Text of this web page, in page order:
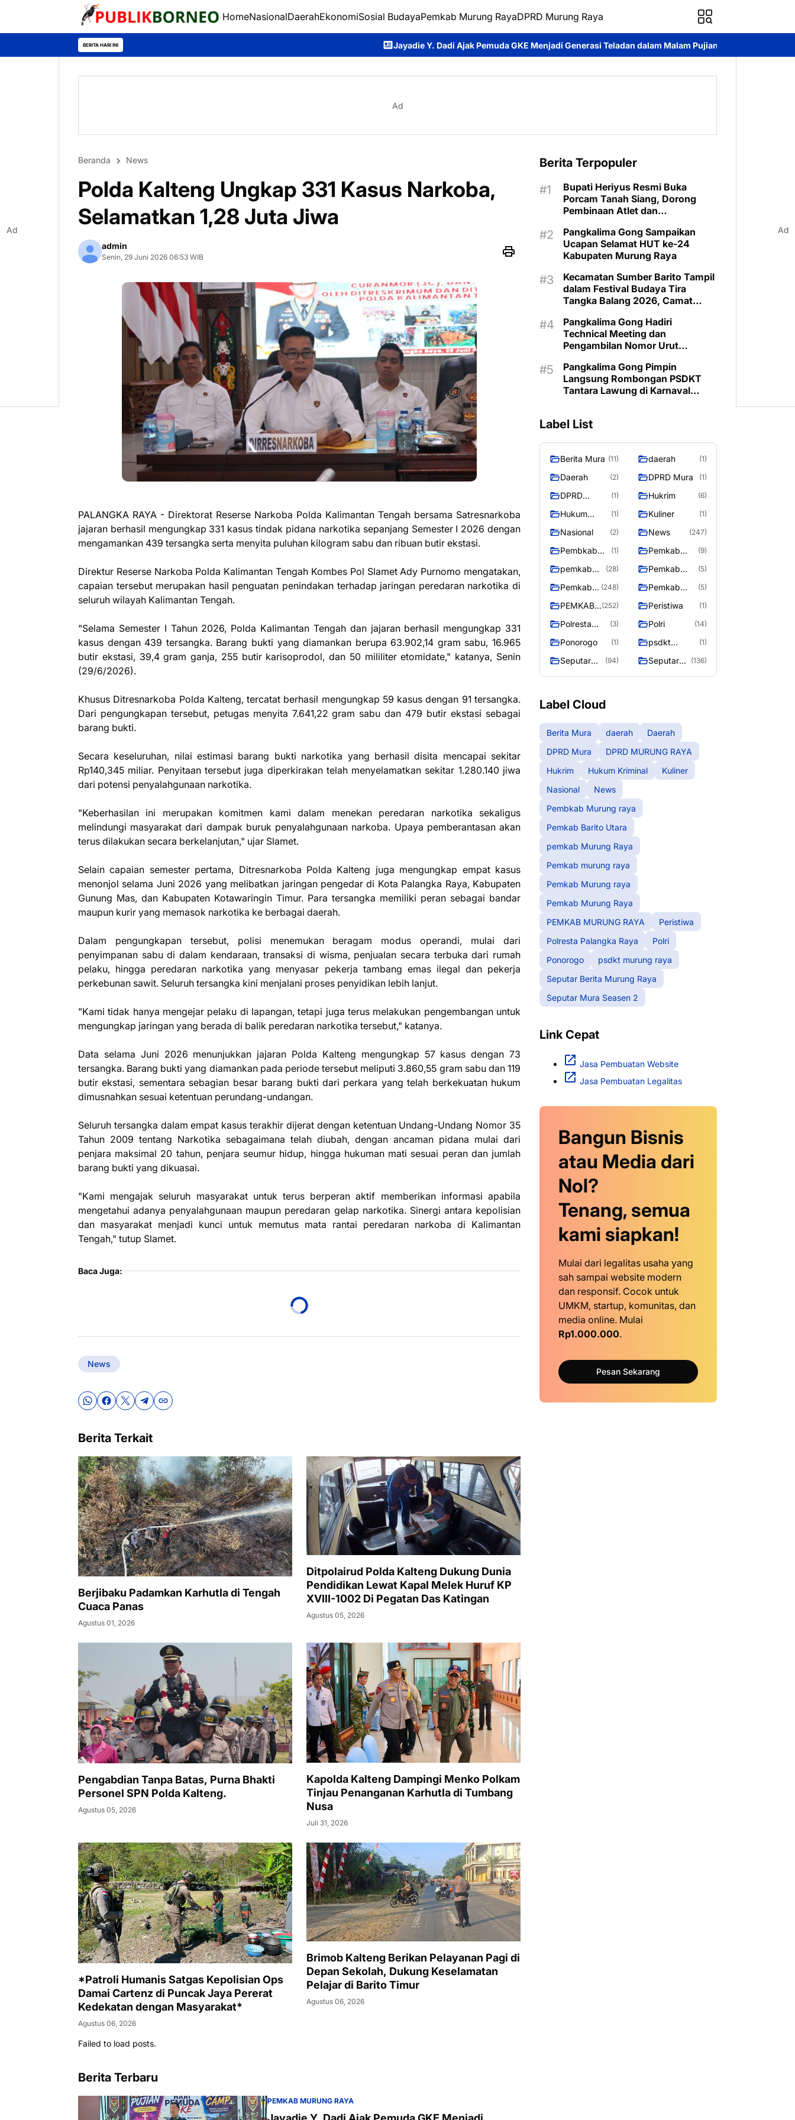
HomeNasionalDaerahEkonomiSosial BudayaPemkab Murung RayaDPRD Murung Raya
BERITA HARI INI Jayadie Y. Dadi Ajak Pemuda GKE Menjadi Generasi Teladan dalam Malam Pujian Hari Pemuda GKE 2026
Ad
Beranda News
Polda Kalteng Ungkap 331 Kasus Narkoba,
Selamatkan 1,28 Juta Jiwa
admin
Senin, 29 Juni 2026 06:53 WIB
PALANGKA RAYA - Direktorat Reserse Narkoba Polda Kalimantan Tengah bersama Satresnarkoba
jajaran berhasil mengungkap 331 kasus tindak pidana narkotika sepanjang Semester I 2026 dengan
mengamankan 439 tersangka serta menyita puluhan kilogram sabu dan ribuan butir ekstasi.
Direktur Reserse Narkoba Polda Kalimantan Tengah Kombes Pol Slamet Ady Purnomo mengatakan,
capaian tersebut merupakan hasil penguatan penindakan terhadap jaringan peredaran narkotika di
seluruh wilayah Kalimantan Tengah.
"Selama Semester I Tahun 2026, Polda Kalimantan Tengah dan jajaran berhasil mengungkap 331
kasus dengan 439 tersangka. Barang bukti yang diamankan berupa 63.902,14 gram sabu, 16.965
butir ekstasi, 39,4 gram ganja, 255 butir karisoprodol, dan 50 mililiter etomidate," katanya, Senin
(29/6/2026).
Khusus Ditresnarkoba Polda Kalteng, tercatat berhasil mengungkap 59 kasus dengan 91 tersangka.
Dari pengungkapan tersebut, petugas menyita 7.641,22 gram sabu dan 479 butir ekstasi sebagai
barang bukti.
Secara keseluruhan, nilai estimasi barang bukti narkotika yang berhasil disita mencapai sekitar
Rp140,345 miliar. Penyitaan tersebut juga diperkirakan telah menyelamatkan sekitar 1.280.140 jiwa
dari potensi penyalahgunaan narkotika.
"Keberhasilan ini merupakan komitmen kami dalam menekan peredaran narkotika sekaligus
melindungi masyarakat dari dampak buruk penyalahgunaan narkoba. Upaya pemberantasan akan
terus dilakukan secara berkelanjutan," ujar Slamet.
Selain capaian semester pertama, Ditresnarkoba Polda Kalteng juga mengungkap empat kasus
menonjol selama Juni 2026 yang melibatkan jaringan pengedar di Kota Palangka Raya, Kabupaten
Gunung Mas, dan Kabupaten Kotawaringin Timur. Para tersangka memiliki peran sebagai bandar
maupun kurir yang memasok narkotika ke berbagai daerah.
Dalam pengungkapan tersebut, polisi menemukan beragam modus operandi, mulai dari
penyimpanan sabu di dalam kendaraan, transaksi di wisma, penjualan secara terbuka dari rumah
pelaku, hingga peredaran narkotika yang menyasar pekerja tambang emas ilegal dan pekerja
perkebunan sawit. Seluruh tersangka kini menjalani proses penyidikan lebih lanjut.
"Kami tidak hanya mengejar pelaku di lapangan, tetapi juga terus melakukan pengembangan untuk
mengungkap jaringan yang berada di balik peredaran narkotika tersebut," katanya.
Data selama Juni 2026 menunjukkan jajaran Polda Kalteng mengungkap 57 kasus dengan 73
tersangka. Barang bukti yang diamankan pada periode tersebut meliputi 3.860,55 gram sabu dan 119
butir ekstasi, sementara sebagian besar barang bukti dari perkara yang telah berkekuatan hukum
dimusnahkan sesuai ketentuan perundang-undangan.
Seluruh tersangka dalam empat kasus terakhir dijerat dengan ketentuan Undang-Undang Nomor 35
Tahun 2009 tentang Narkotika sebagaimana telah diubah, dengan ancaman pidana mulai dari
penjara maksimal 20 tahun, penjara seumur hidup, hingga hukuman mati sesuai peran dan jumlah
barang bukti yang dikuasai.
"Kami mengajak seluruh masyarakat untuk terus berperan aktif memberikan informasi apabila
mengetahui adanya penyalahgunaan maupun peredaran gelap narkotika. Sinergi antara kepolisian
dan masyarakat menjadi kunci untuk memutus mata rantai peredaran narkoba di Kalimantan
Tengah," tutup Slamet.
Baca Juga:
News
Berita Terkait
Berjibaku Padamkan Karhutla di Tengah
Cuaca Panas
Agustus 01, 2026
Ditpolairud Polda Kalteng Dukung Dunia
Pendidikan Lewat Kapal Melek Huruf KP
XVIII-1002 Di Pegatan Das Katingan
Agustus 05, 2026
Pengabdian Tanpa Batas, Purna Bhakti
Personel SPN Polda Kalteng.
Agustus 05, 2026
Kapolda Kalteng Dampingi Menko Polkam
Tinjau Penanganan Karhutla di Tumbang
Nusa
Juli 31, 2026
*Patroli Humanis Satgas Kepolisian Ops
Damai Cartenz di Puncak Jaya Pererat
Kedekatan dengan Masyarakat*
Agustus 06, 2026
Brimob Kalteng Berikan Pelayanan Pagi di
Depan Sekolah, Dukung Keselamatan
Pelajar di Barito Timur
Agustus 06, 2026
Failed to load posts.
Berita Terbaru
PEMKAB MURUNG RAYA
Berita Terpopuler
Bupati Heriyus Resmi Buka
Porcam Tanah Siang, Dorong
Pembinaan Atlet dan
Pangkalima Gong Sampaikan
Ucapan Selamat HUT ke-24
Kabupaten Murung Raya
Kecamatan Sumber Barito Tampil
dalam Festival Budaya Tira
Tangka Balang 2026, Camat
Pangkalima Gong Hadiri
Technical Meeting dan
Pengambilan Nomor Urut
Balang 2026
Pangkalima Gong Pimpin
Langsung Rombongan PSDKT
Tantara Lawung di Karnaval
Label List
Berita Mura (11) daerah (1)
Daerah (2) DPRD Mura (1)
DPRD
RAYA
(1) Hukrim (6)
Hukum
(1) Kuliner (1)
Nasional (2) News (247)
Pembkab
Murung raya
(1)
Pemkab
(9)
pemkab
Raya
(28)
Pemkab
(5)
Pemkab
raya
(248)
Pemkab
Raya
(5)
PEMKAB
RAYA
(252) Peristiwa (1)
Polresta
Raya
(3) Polri (14)
Ponorogo (1)
psdkt
murung raya
(1)
Seputar
Raya
(94)
Seputar
(136)
Label Cloud
Berita Mura daerah
Daerah
DPRD Mura
DPRD MURUNG RAYA
Hukrim
Hukum Kriminal
Kuliner
Nasional
News
Pembkab Murung raya
Pemkab Barito Utara
pemkab Murung Raya
Pemkab murung raya
Pemkab Murung raya
Pemkab Murung Raya
PEMKAB MURUNG RAYA
Peristiwa
Polresta Palangka Raya
Polri
Ponorogo
psdkt murung raya
Seputar Berita Murung Raya
Seputar Mura Seasen 2
Link Cepat
Jasa Pembuatan Website
Jasa Pembuatan Legalitas
Bangun Bisnis
atau Media dari
Nol?
Tenang, semua
kami siapkan!
Mulai dari legalitas usaha yang
sah sampai website modern
dan responsif. Cocok untuk
UMKM, startup, komunitas, dan
media online. Mulai
Rp1.000.000.
Pesan Sekarang
Ad Ad